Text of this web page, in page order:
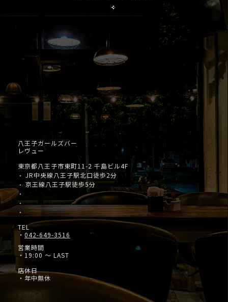
八王子ガールズバー
レヴュー
東京都八王子市東町11-2 千島ビル4F
・ JR中央線八王子駅北口徒歩2分
・京王線八王子駅徒歩5分
・
・
・
TEL
・ 042-649-3516
営業時間
・19:00 ～ LAST
店休日
・年中無休